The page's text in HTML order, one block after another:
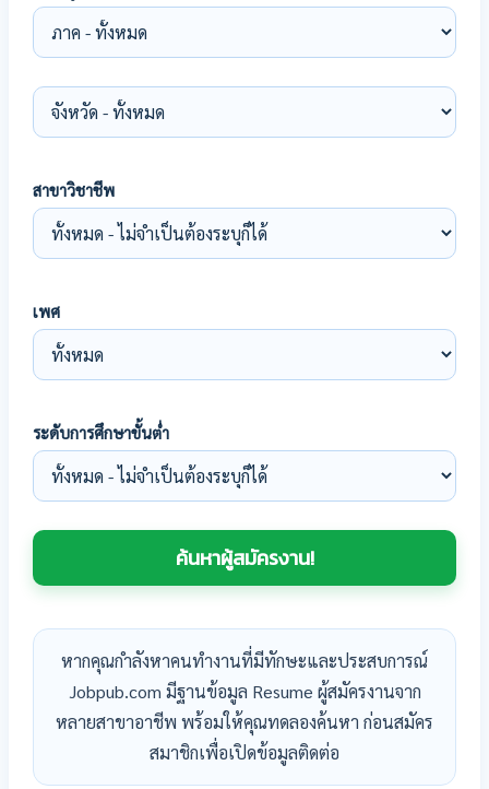
สาขาวิชาชีพ
เพศ
ระดับการศึกษาขั้นต่ำ
หากคุณกำลังหาคนทำงานที่มีทักษะและประสบการณ์
Jobpub.com มีฐานข้อมูล Resume ผู้สมัครงานจาก
หลายสาขาอาชีพ พร้อมให้คุณทดลองค้นหา ก่อนสมัคร
สมาชิกเพื่อเปิดข้อมูลติดต่อ